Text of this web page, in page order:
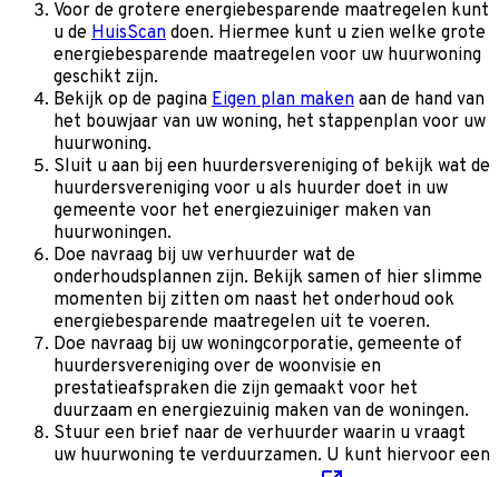
Voor de grotere energiebesparende maatregelen kunt
u de HuisScan doen. Hiermee kunt u zien welke grote
energiebesparende maatregelen voor uw huurwoning
geschikt zijn.
Bekijk op de pagina Eigen plan maken aan de hand van
het bouwjaar van uw woning, het stappenplan voor uw
huurwoning.
Sluit u aan bij een huurdersvereniging of bekijk wat de
huurdersvereniging voor u als huurder doet in uw
gemeente voor het energiezuiniger maken van
huurwoningen.
Doe navraag bij uw verhuurder wat de
onderhoudsplannen zijn. Bekijk samen of hier slimme
momenten bij zitten om naast het onderhoud ook
energiebesparende maatregelen uit te voeren.
Doe navraag bij uw woningcorporatie, gemeente of
huurdersvereniging over de woonvisie en
prestatieafspraken die zijn gemaakt voor het
duurzaam en energiezuinig maken van de woningen.
Stuur een brief naar de verhuurder waarin u vraagt
uw huurwoning te verduurzamen. U kunt hiervoor een